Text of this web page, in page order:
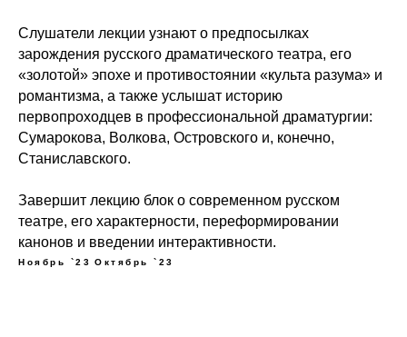
Слушатели лекции узнают о предпосылках
зарождения русского драматического театра, его
«золотой» эпохе и противостоянии «культа разума» и
романтизма, а также услышат историю
первопроходцев в профессиональной драматургии:
Сумарокова, Волкова, Островского и, конечно,
Станиславского.
Завершит лекцию блок о современном русском
театре, его характерности, переформировании
канонов и введении интерактивности.
Ноябрь `23 Октябрь `23